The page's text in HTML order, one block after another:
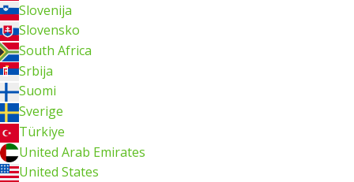
Slovenija
Slovensko
South Africa
Srbija
Suomi
Sverige
Türkiye
United Arab Emirates
United States